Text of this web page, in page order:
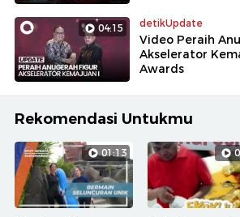
04:15 detikUpdate
Video Peraih
Akselerator
Awards
Rekomendasi Untukmu
01:13